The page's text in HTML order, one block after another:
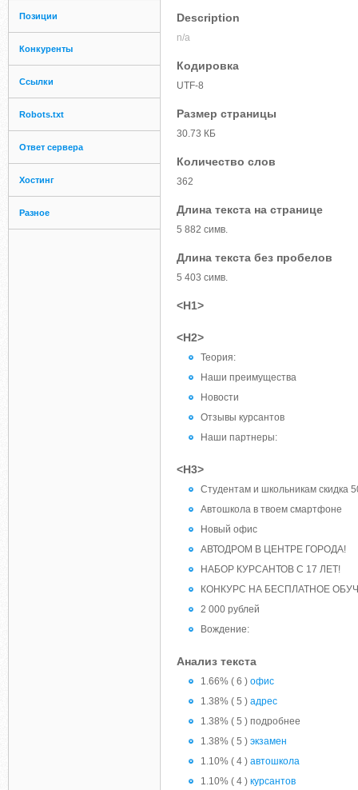
Позиции
Конкуренты
Ссылки
Robots.txt
Ответ сервера
Хостинг
Разное
Description
n/a
Кодировка
UTF-8
Размер страницы
30.73 КБ
Количество слов
362
Длина текста на странице
5 882 симв.
Длина текста без пробелов
5 403 симв.
<H1>
<H2>
Теория:
Наши преимущества
Новости
Отзывы курсантов
Наши партнеры:
<H3>
Студентам и школьникам скидка
Автошкола в твоем смартфоне
Новый офис
АВТОДРОМ В ЦЕНТРЕ ГОРОДА!
НАБОР КУРСАНТОВ С 17 ЛЕТ!
КОНКУРС НА БЕСПЛАТНОЕ
2 000 рублей
Вождение:
Анализ текста
1.66% ( 6 ) офис
1.38% ( 5 ) адрес
1.38% ( 5 ) подробнее
1.38% ( 5 ) экзамен
1.10% ( 4 ) автошкола
1.10% ( 4 ) курсантов